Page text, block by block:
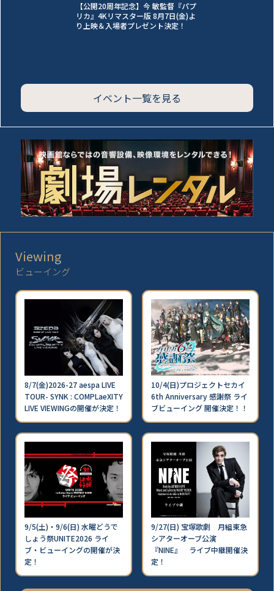
【公開20周年記念】今 敏監督『パプ
リカ』4Kリマスター版 8月7日(金)よ
り上映＆入場者プレゼント決定！
イベント一覧を見る
Viewing
ビューイング
8/7(金)2026-27 aespa LIVE
TOUR- SYNK : COMPLaeXITY
LIVE VIEWINGの開催が決定！
10/4(日)プロジェクトセカイ
6th Anniversary 感謝祭 ライ
ブビューイング 開催決定！！
9/5(土)・9/6(日) 水曜どうで
しょう祭UNITE2026 ライ
ブ・ビューイングの開催が決
定！
9/27(日) 宝塚歌劇 月組東急
シアターオーブ公演
『NINE』 ライブ中継開催決
定！